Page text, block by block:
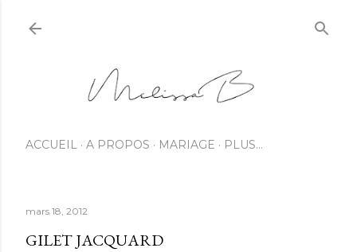
ACCUEIL A PROPOS MARIAGE PLUS…
mars 18, 2012
GILET JACQUARD